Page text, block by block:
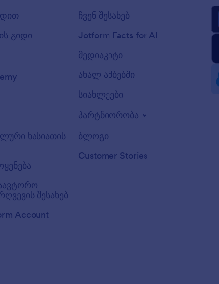
გიდი
ხასიათის
შესახებ
Account
ჩვენ შესახებ
Jotform Facts for AI
მედიაკიტი
ახალ ამბებში
სიახლეები
პარტნიორობა
ბლოგი
Customer Stories